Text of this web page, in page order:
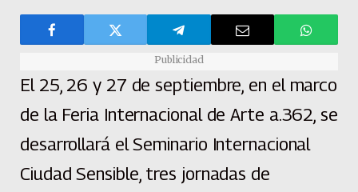
Publicidad
El 25, 26 y 27 de septiembre, en el marco
de la Feria Internacional de Arte a.362, se
desarrollará el Seminario Internacional
Ciudad Sensible, tres jornadas de